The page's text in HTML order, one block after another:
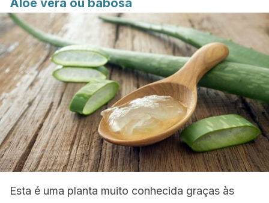
Aloe vera ou babosa
Esta é uma planta muito conhecida graças às